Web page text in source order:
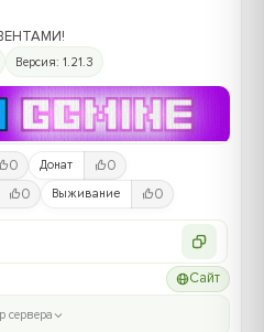
Версия: 1.21.3
0 Донат 0
0 Выживание 0
Сайт
сервера